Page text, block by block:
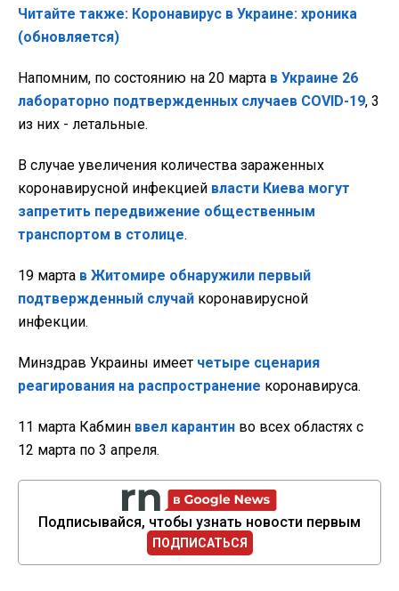
Читайте также: Коронавирус в Украине: хроника
(обновляется)
Напомним, по состоянию на 20 марта в Украине 26
лабораторно подтвержденных случаев COVID-19, 3
из них - летальные.
В случае увеличения количества зараженных
коронавирусной инфекцией власти Киева могут
запретить передвижение общественным
транспортом в столице.
19 марта в Житомире обнаружили первый
подтвержденный случай коронавирусной
инфекции.
Минздрав Украины имеет четыре сценария
реагирования на распространение коронавируса.
11 марта Кабмин ввел карантин во всех областях с
12 марта по 3 апреля.
Подписывайся, чтобы узнать новости первым
ПОДПИСАТЬСЯ